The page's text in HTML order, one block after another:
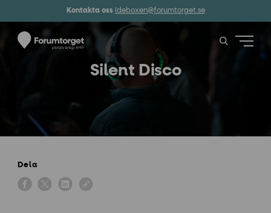
Kontakta oss Ideboxen@forumtorget.se
Silent Disco
Dela